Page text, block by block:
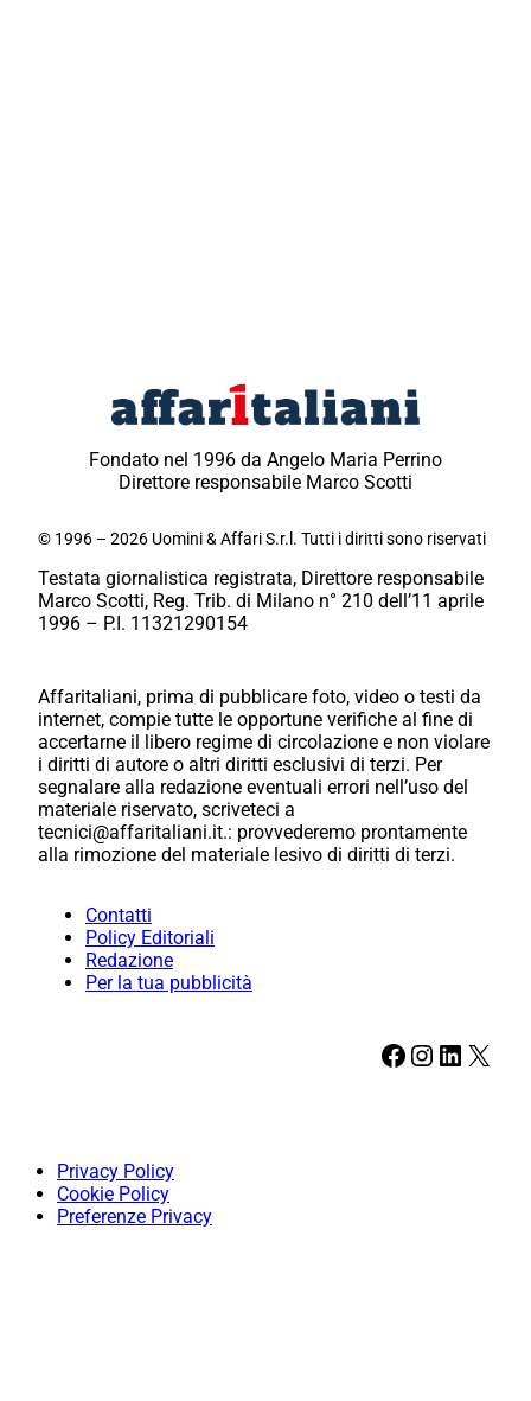
Fondato nel 1996 da Angelo Maria Perrino
Direttore responsabile Marco Scotti
© 1996 – 2026 Uomini & Affari S.r.l. Tutti i diritti sono riservati
Testata giornalistica registrata, Direttore responsabile
Marco Scotti, Reg. Trib. di Milano n° 210 dell’11 aprile
1996 – P.I. 11321290154
Affaritaliani, prima di pubblicare foto, video o testi da
internet, compie tutte le opportune verifiche al fine di
accertarne il libero regime di circolazione e non violare
i diritti di autore o altri diritti esclusivi di terzi. Per
segnalare alla redazione eventuali errori nell’uso del
materiale riservato, scriveteci a
tecnici@affaritaliani.it.: provvederemo prontamente
alla rimozione del materiale lesivo di diritti di terzi.
Contatti
Policy Editoriali
Redazione
Per la tua pubblicità
Facebook Instagram LinkedIn X
Privacy Policy
Cookie Policy
Preferenze Privacy